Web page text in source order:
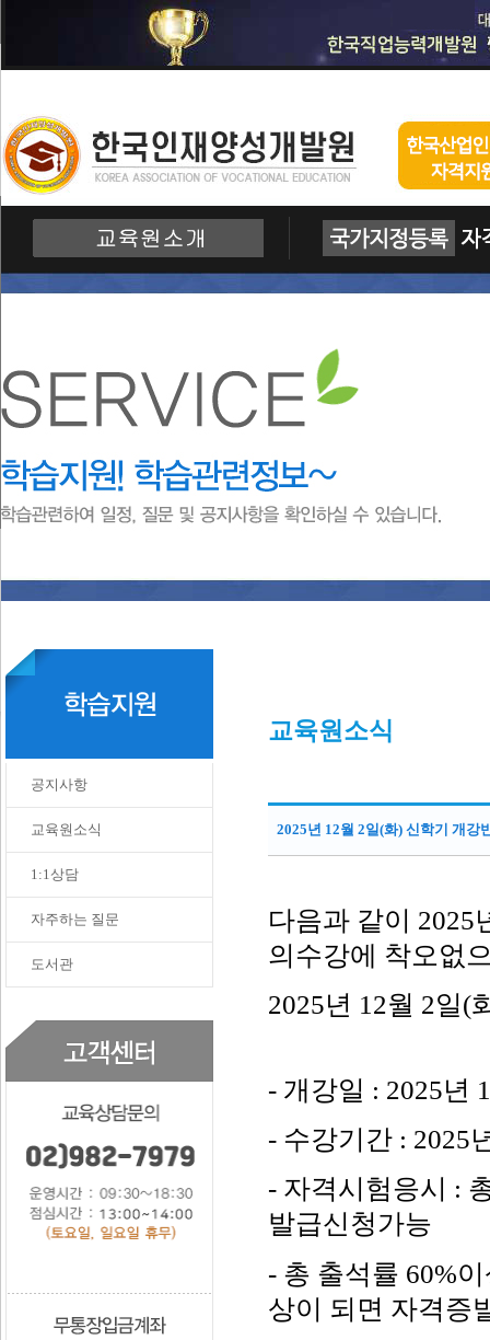
공지사항
교육원소식
1:1상담
자주하는 질문
도서관
교육원소식
2025년 12월 2일(화) 신학기 개강
다음과 같이 2025
의수강에 착오없
2025년 12월 2일(
- 개강일 : 2025년
- 수강기간 : 2025
- 자격시험응시 :
발급신청가능
- 총 출석률 60%
상이 되면 자격증